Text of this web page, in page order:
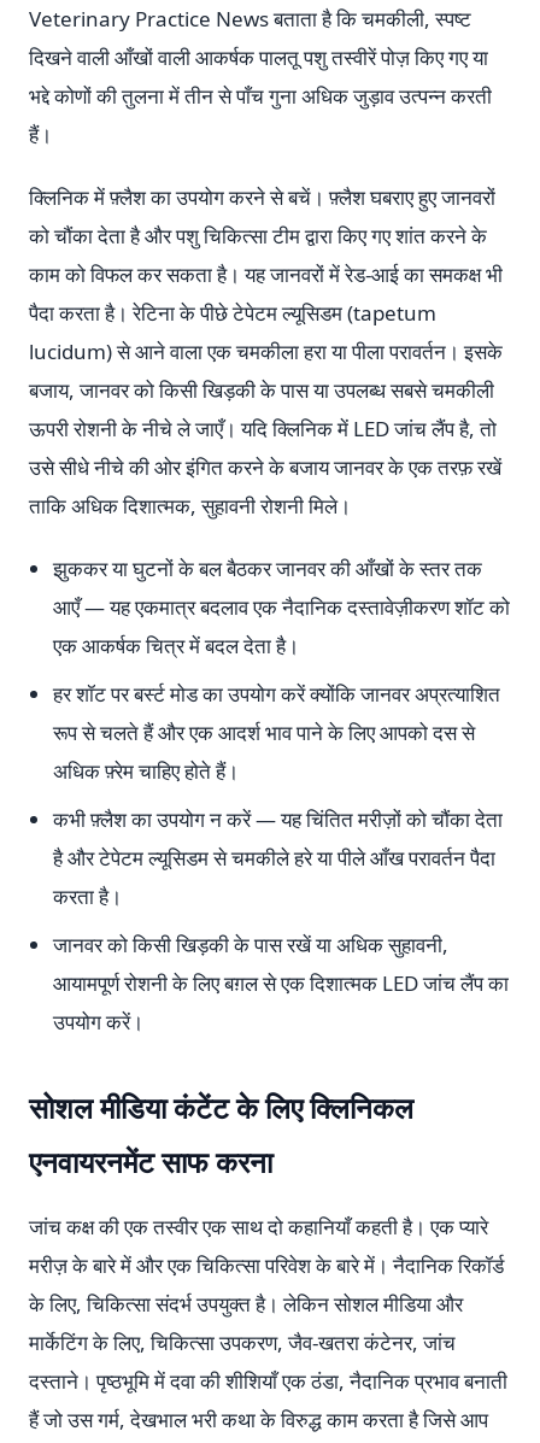
Veterinary Practice News बताता है कि चमकीली, स्पष्ट
दिखने वाली आँखों वाली आकर्षक पालतू पशु तस्वीरें पोज़ किए गए या
भद्दे कोणों की तुलना में तीन से पाँच गुना अधिक जुड़ाव उत्पन्न करती
हैं।
क्लिनिक में फ़्लैश का उपयोग करने से बचें। फ़्लैश घबराए हुए जानवरों
को चौंका देता है और पशु चिकित्सा टीम द्वारा किए गए शांत करने के
काम को विफल कर सकता है। यह जानवरों में रेड-आई का समकक्ष भी
पैदा करता है। रेटिना के पीछे टेपेटम ल्यूसिडम (tapetum
lucidum) से आने वाला एक चमकीला हरा या पीला परावर्तन। इसके
बजाय, जानवर को किसी खिड़की के पास या उपलब्ध सबसे चमकीली
ऊपरी रोशनी के नीचे ले जाएँ। यदि क्लिनिक में LED जांच लैंप है, तो
उसे सीधे नीचे की ओर इंगित करने के बजाय जानवर के एक तरफ़ रखें
ताकि अधिक दिशात्मक, सुहावनी रोशनी मिले।
झुककर या घुटनों के बल बैठकर जानवर की आँखों के स्तर तक
आएँ — यह एकमात्र बदलाव एक नैदानिक दस्तावेज़ीकरण शॉट को
एक आकर्षक चित्र में बदल देता है।
हर शॉट पर बर्स्ट मोड का उपयोग करें क्योंकि जानवर अप्रत्याशित
रूप से चलते हैं और एक आदर्श भाव पाने के लिए आपको दस से
अधिक फ़्रेम चाहिए होते हैं।
कभी फ़्लैश का उपयोग न करें — यह चिंतित मरीज़ों को चौंका देता
है और टेपेटम ल्यूसिडम से चमकीले हरे या पीले आँख परावर्तन पैदा
करता है।
जानवर को किसी खिड़की के पास रखें या अधिक सुहावनी,
आयामपूर्ण रोशनी के लिए बग़ल से एक दिशात्मक LED जांच लैंप का
उपयोग करें।
सोशल मीडिया कंटेंट के लिए क्लिनिकल
एनवायरनमेंट साफ करना
जांच कक्ष की एक तस्वीर एक साथ दो कहानियाँ कहती है। एक प्यारे
मरीज़ के बारे में और एक चिकित्सा परिवेश के बारे में। नैदानिक रिकॉर्ड
के लिए, चिकित्सा संदर्भ उपयुक्त है। लेकिन सोशल मीडिया और
मार्केटिंग के लिए, चिकित्सा उपकरण, जैव-खतरा कंटेनर, जांच
दस्ताने। पृष्ठभूमि में दवा की शीशियाँ एक ठंडा, नैदानिक प्रभाव बनाती
हैं जो उस गर्म, देखभाल भरी कथा के विरुद्ध काम करता है जिसे आप